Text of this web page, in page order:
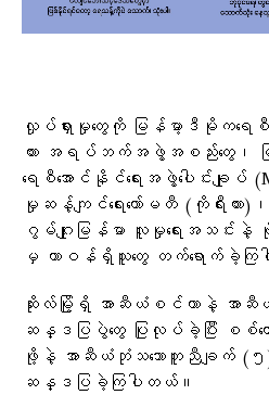
လှုပ်ရှားမှုတွေကို မြန်မာ့ဒီမိုကရေစီအ
ယား အရပ်ဘက်အဖွဲ့အစည်းတွေ
ရေစီအောင်နိုင်ရေးအဖွဲ့ပေါင်းချုပ်
မှုဆန့်ကျင်ရေးကော်မတီ (ကိုရီးယား)
ဂွမ်ဂျုးမြန်မာ လူမှုရေးအသင်းနဲ့
မှ တာဝန်ရှိသူတွေ တက်ရောက်ခဲ့ကြ
ဆိုးလ်မြို့ရှိ အာဆီယံစင်တာနဲ့ အာဆီယံ
ဆန္ဒပြပွဲတွေ ပြုလုပ်ခဲ့ပြီး စစ်
ဖို့နဲ့ အာဆီယံဘုံသဘောတူညီချက် (
ဆန္ဒပြခဲ့ကြပါတယ်။